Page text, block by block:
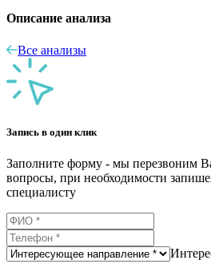
Описание анализа
Все анализы
Запись в один клик
Заполните форму - мы перезвоним
вопросы, при необходимости
специалисту